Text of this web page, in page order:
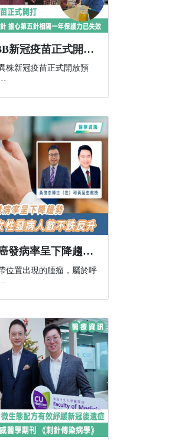
新一代復必泰XBB新冠疫苗正式開打 94歲婆婆在女兒陪同下打第六針 擔心第五針相隔一年保護力已失效
株新冠疫苗正式開放預
中大發現全球喉癌發病率呈下降趨勢 部分地區女性發病人數不跌反升
位置出現的腫瘤，屬於呼